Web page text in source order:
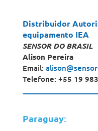
Distribuidor
equipamento IEA
SENSOR DO BRASIL
Alison Pereira
Email:
Telefone: +55 19
Paraguay: